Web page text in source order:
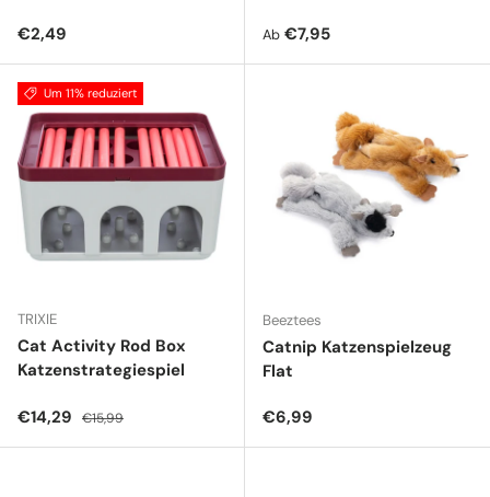
Normaler Preis
€2,49 Normaler Preis
Ab €7,95
Um 11% reduziert
TRIXIE
Cat Activity Rod Box
Katzenstrategiespiel
Verkaufspreis
€14,29 Normaler Preis
€15,99
Beeztees
Catnip Katzenspielzeug
Flat
Normaler Preis
€6,99